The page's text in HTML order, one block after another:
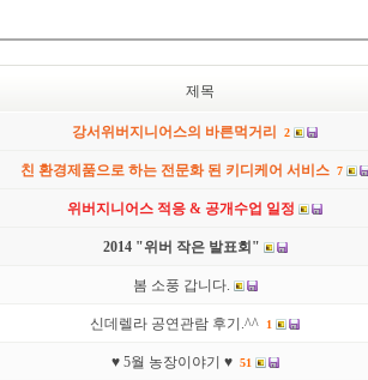
제목
강서위버지니어스의 바른먹거리 2
친 환경제품으로 하는 전문화 된 키디케어 서비스 7
위버지니어스 적응 & 공개수업 일정
2014 "위버 작은 발표회"
봄 소풍 갑니다.
신데렐라 공연관람 후기.^^ 1
♥ 5월 농장이야기 ♥ 51